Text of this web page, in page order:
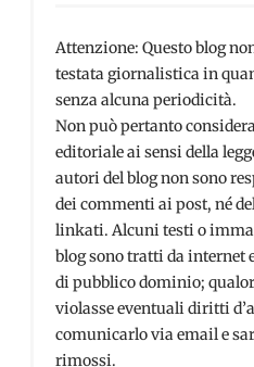
Attenzione: Questo blog
testata giornalistica in
senza alcuna periodicità.
Non può pertanto
editoriale ai sensi della
autori del blog non sono
dei commenti ai post, né
linkati. Alcuni testi o
blog sono tratti da internet
di pubblico dominio;
violasse eventuali diritti
comunicarlo via email e
rimossi.